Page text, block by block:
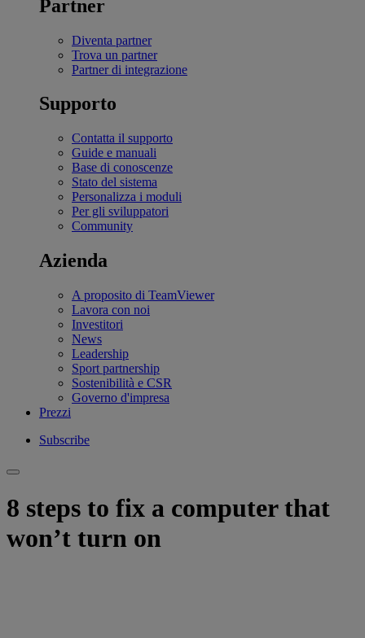
Partner
Diventa partner
Trova un partner
Partner di integrazione
Supporto
Contatta il supporto
Guide e manuali
Base di conoscenze
Stato del sistema
Personalizza i moduli
Per gli sviluppatori
Community
Azienda
A proposito di TeamViewer
Lavora con noi
Investitori
News
Leadership
Sport partnership
Sostenibilità e CSR
Governo d'impresa
Prezzi
Subscribe
8 steps to fix a computer that
won’t turn on